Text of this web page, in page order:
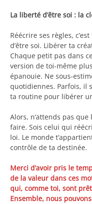
La liberté d’être soi : la
Réécrire ses règles,
d’être soi. Libérer ta
Chaque petit pas dans
version de toi-même
épanouie. Ne sous-
quotidiennes. Parfois, il
ta routine pour libérer
Alors, n’attends pas
faire. Sois celui qui
loi. Le monde
contrôle de ta destinée.
Merci d’avoir pris le
de la valeur dans ces
qui, comme toi, sont
Ensemble, nous